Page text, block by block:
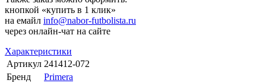
кнопкой «купить в 1 клик»
на емайл info@nabor-futbolista.ru
через онлайн-чат на сайте
Характеристики
Артикул 241412-072
Бренд
Primera